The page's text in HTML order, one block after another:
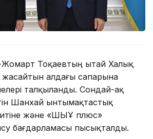
Жомарт Тоқаевтың Қытай Халық
жасайтын алдағы сапарына
талқыланды. Сондай-ақ
Шанхай ынтымақтастық
және «ШЫҰ плюс»
бағдарламасы пысықталды.